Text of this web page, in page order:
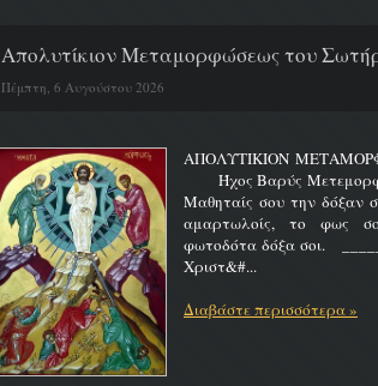
Απολυτίκιον Μεταμορφώσεως του
Πέμπτη, 6 Αυγούστου 2026
ΑΠΟΛΥΤΙΚΙΟΝ
Ήχος Βαρύς
Μαθηταίς σου την δόξαν
αμαρτωλοίς, το φως
φωτοδότα δόξα σοι.
Χριστ&#...
Διαβάστε περισσότερα »